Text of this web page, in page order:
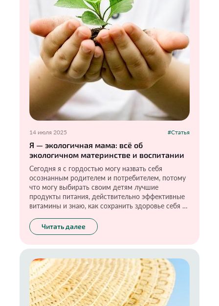
14 июля 2025 #Статья
Я — экологичная мама: всё об
экологичном материнстве и воспитании
Сегодня я с гордостью могу назвать себя
осознанным родителем и потребителем, потому
что могу выбирать своим детям лучшие
продукты питания, действительно эффективные
витамины и знаю, как сохранить здоровье себя и
теперь стараюсь передать эти знания своим
детям. Я уверена, что ответственность и умение
прежде чем воспитывать ребёнка, стоит начать с
воспитания себя. О том, что включает в себя
экологичное материнство, расскажу в новой
статье.
Читать далее